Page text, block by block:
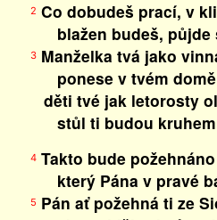
2 Co dobudeš prací, v
blažen budeš, půjde
3Manželka tvá jako
ponese v tvém domě
děti tvé jak letorosty
stůl ti budou kruhem
4Takto bude
který Pána v pravé
5 Pán ať požehná ti ze